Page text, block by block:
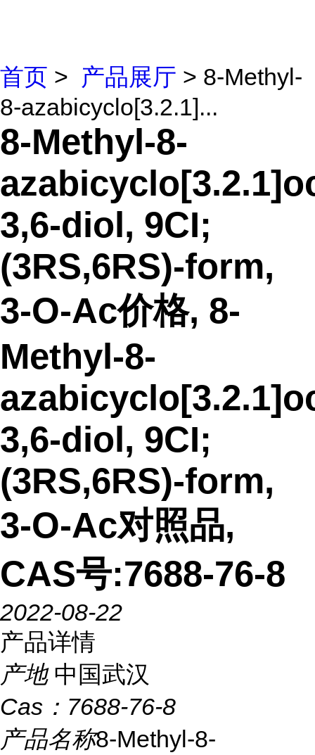
首页 > 产品展厅 > 8-Methyl-
8-azabicyclo[3.2.1]...
8-Methyl-8-
3,6-diol, 9CI;
(3RS,6RS)-form,
3-O-Ac价格, 8-
Methyl-8-
3,6-diol, 9CI;
(3RS,6RS)-form,
3-O-Ac对照品,
CAS号:7688-76-8
2022-08-22
产品详情
产地 中国武汉
Cas： 7688-76-8
产品名称8-Methyl-8-